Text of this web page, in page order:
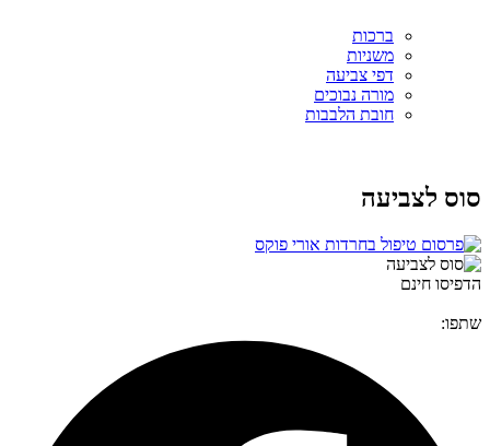
ברכות
משניות
דפי צביעה
מורה נבוכים
חובת הלבבות
סוס לצביעה
הדפיסו חינם
שתפו: